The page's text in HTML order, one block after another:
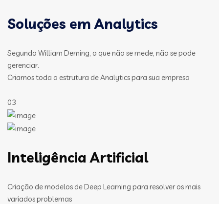
Soluções em Analytics
Segundo William Deming, o que não se mede, não se pode
gerenciar.
Criamos toda a estrutura de Analytics para sua empresa
03
Inteligência Artificial
Criação de modelos de Deep Learning para resolver os mais
variados problemas